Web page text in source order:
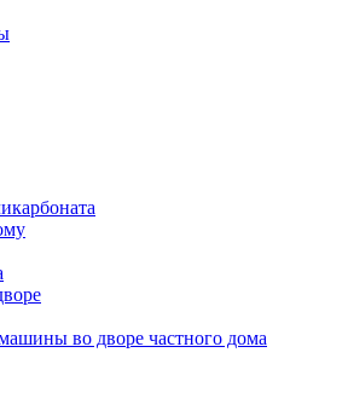
во дворе частного дома